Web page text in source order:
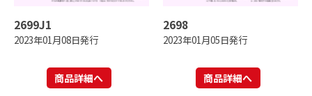
2699J1
2023年01月08日発行
商品詳細へ
2698
2023年01月05日発行
商品詳細へ